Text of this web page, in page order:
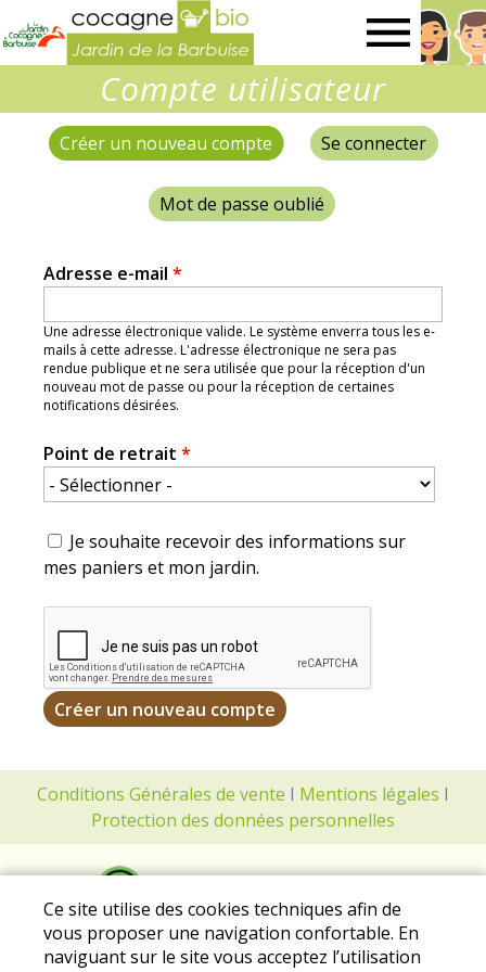
de
la
Barbuise
Compte utilisateur
OngletsCréer un nouveau compte (onglet actif)
Se connecter
Mot de passe oublié
Adresse e-mail *
Une adresse électronique valide. Le système enverra tous les e-
mails à cette adresse. L'adresse électronique ne sera pas
rendue publique et ne sera utilisée que pour la réception d'un
nouveau mot de passe ou pour la réception de certaines
notifications désirées.
Point de retrait *
Je souhaite recevoir des informations sur
mes paniers et mon jardin.
Conditions Générales de vente I Mentions légales I
Protection des données personnelles
Ce site utilise des cookies techniques afin de
vous proposer une navigation confortable. En
naviguant sur le site vous acceptez l’utilisation